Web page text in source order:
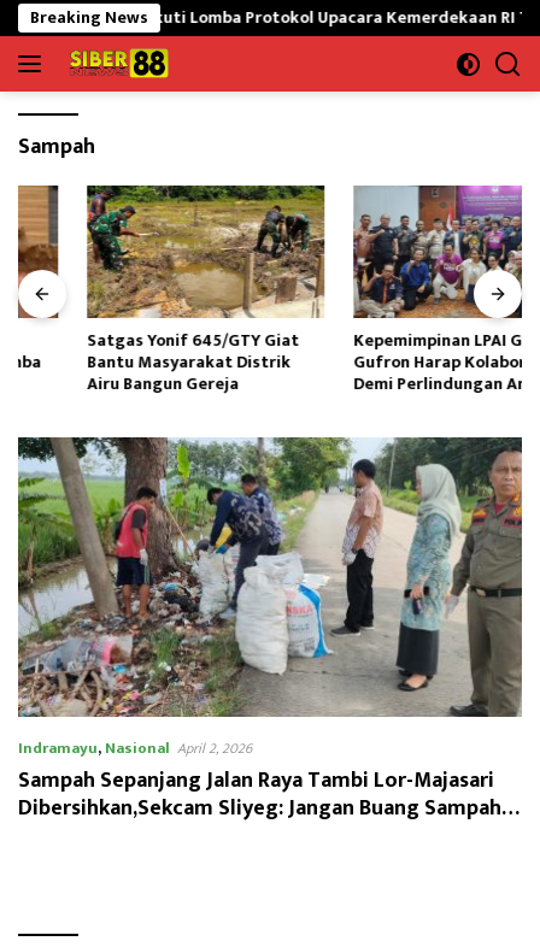
Langsung
ke
konten
Breaking News
Siap Ikuti Lomba Protokol Upacara Kemerdekaan RI Tingkat
Sampah
Satgas Yonif 645/GTY Giat
Bantu Masyarakat Distrik
Airu Bangun Gereja ‎
Kepemimpinan LPAI Ganti,M
Gufron Harap Kolaborasi Kuat
Demi Perlindungan Anak
Indramayu,Nasional April 2, 2026
Sampah Sepanjang Jalan Raya Tambi Lor-Majasari
Dibersihkan,Sekcam Sliyeg: Jangan Buang Sampah